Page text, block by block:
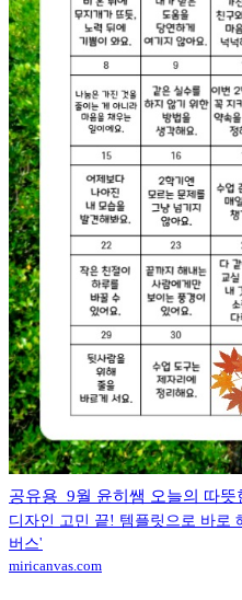
공유용_9월 윤히쌤 오늘의 따뜻
디자인 고민 끝! 템플릿으로 바로
버스'
miricanvas.com